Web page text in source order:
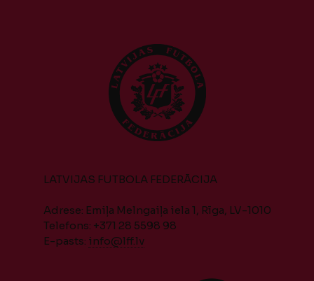
LATVIJAS FUTBOLA FEDERĀCIJA
Adrese: Emiļa Melngaiļa iela 1, Rīga, LV-1010
Telefons: +371 28 5598 98
E-pasts: info@lff.lv